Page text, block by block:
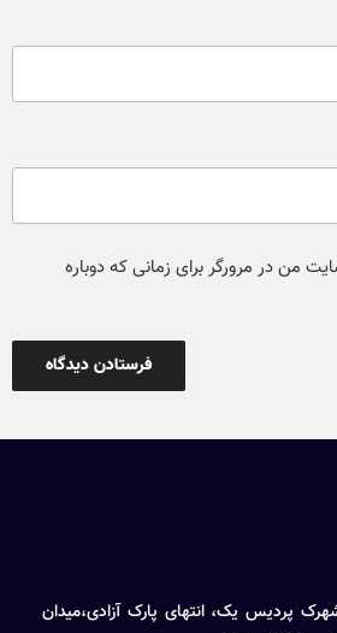
من در مرورگر برای زمانی که دوباره
پردیس یک، انتهای پارک آزادی،میدان